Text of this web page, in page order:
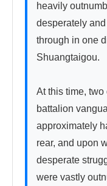
heavily
desperately
through in one
Shuangtaigou.
At this time,
battalion
approximately
rear, and upon
desperate
were vastly